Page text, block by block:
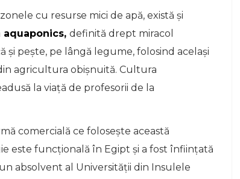
cu resurse mici de apă, există și
aquaponics, definită drept miracol
pește, pe lângă legume, folosind același
agricultura obișnuită. Cultura
la viață de profesorii de la
comercială ce folosește această
este funcțională în Egipt și a fost înființată
absolvent al Universității din Insulele